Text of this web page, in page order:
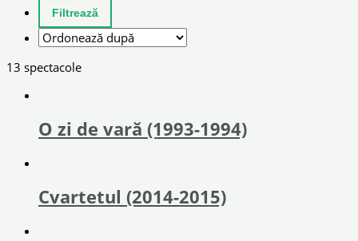
13 spectacole
O zi de vară (1993-1994)
Cvartetul (2014-2015)